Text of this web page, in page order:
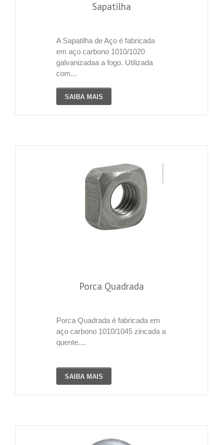
Sapatilha
A Sapatilha de Aço é fabricada
em aço carbono 1010/1020
galvanizadaa a fogo. Utilizada
com...
SAIBA MAIS
Porca Quadrada
Porca Quadrada é fabricada em
aço carbono 1010/1045 zincada a
quente....
SAIBA MAIS